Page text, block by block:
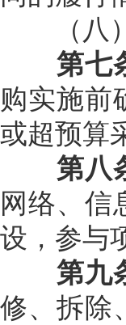
（八）
第七
购实施前
或超预算
第八
网络、信
设，参与
第九
修、拆除